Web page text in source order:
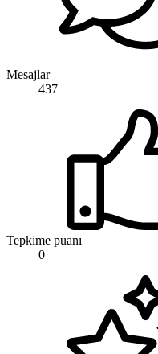
Mesajlar
437
Tepkime puanı
0